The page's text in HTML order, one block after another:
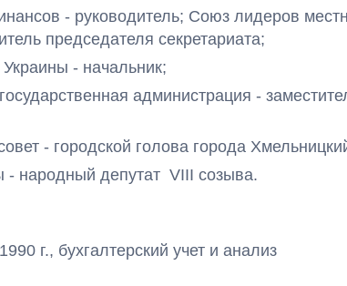
- руководитель; Союз лидеров
председателя секретариата;
- начальник;
администрация -
- городской голова города
- народный депутат VIII созыва.
г., бухгалтерский учет и анализ